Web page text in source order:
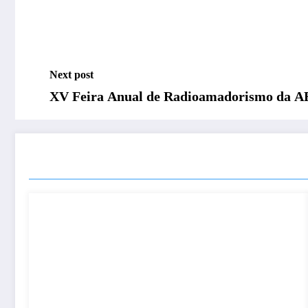
Next post
XV Feira Anual de Radioamadorismo da